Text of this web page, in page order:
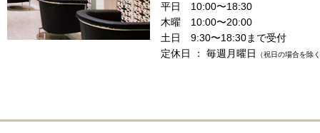
平日 10:00〜18:30
木曜 10:00〜20:00
土日 9:30〜18:30まで受付
定休日 ： 毎週月曜日
（祝日の場合を除